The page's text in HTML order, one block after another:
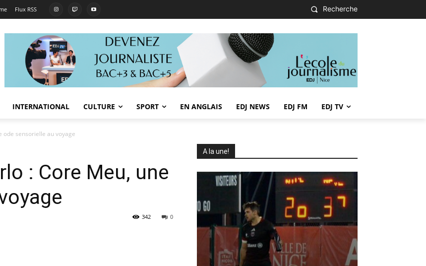
Flux RSS Recherche
INTERNATIONAL CULTURE SPORT EN ANGLAIS EDJ NEWS EDJ FM EDJ TV
ode sensorielle au voyage
: Core Meu, une
0
342
A la une!